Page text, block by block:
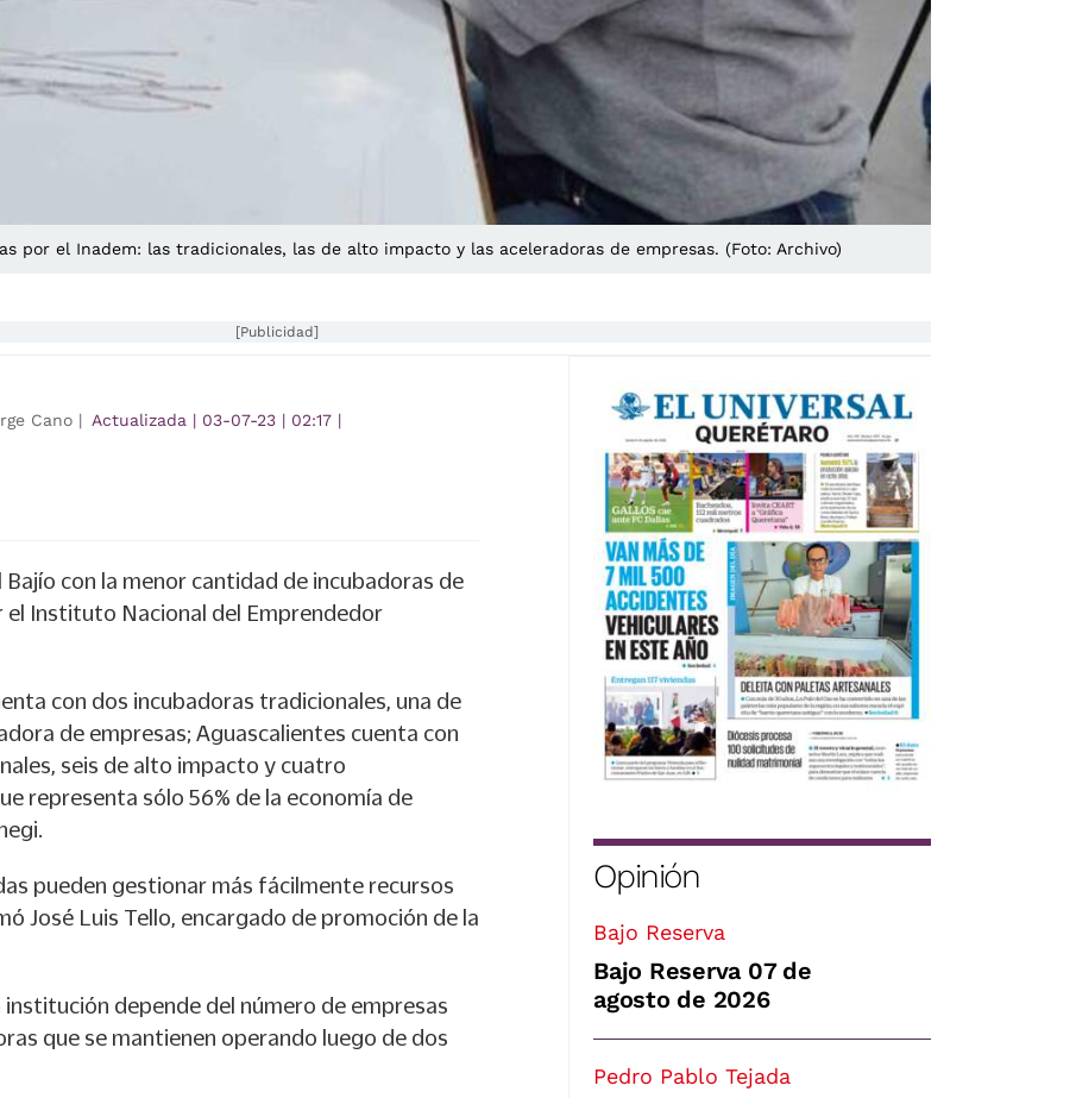
por el Inadem: las tradicionales, las de alto impacto y las aceleradoras de empresas. (Foto: Archivo)
[Publicidad]
Cano | Actualizada | 03-07-23 | 02:17 |
con la menor cantidad de incubadoras de
el Instituto Nacional del Emprendedor
con dos incubadoras tradicionales, una de
de empresas; Aguascalientes cuenta con
seis de alto impacto y cuatro
representa sólo 56% de la economía de
pueden gestionar más fácilmente recursos
José Luis Tello, encargado de promoción de la
depende del número de empresas
que se mantienen operando luego de dos
Opinión
Bajo Reserva
Bajo Reserva 07 de
agosto de 2026
Pedro Pablo Tejada